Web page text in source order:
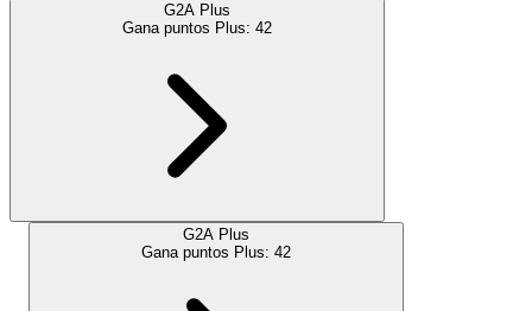
G2A Plus
Gana puntos Plus: 42
G2A Plus
Gana puntos Plus: 42